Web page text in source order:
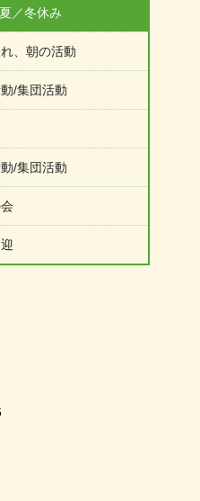
／冬休み
、朝の活動
/集団活動
/集団活動